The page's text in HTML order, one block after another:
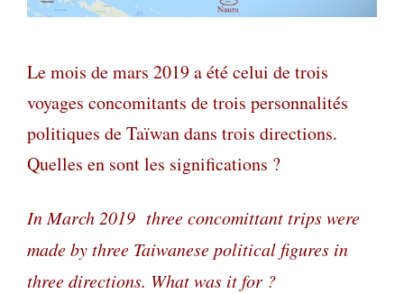
Le mois de mars 2019 a été celui de trois
voyages concomitants de trois personnalités
politiques de Taïwan dans trois directions.
Quelles en sont les significations ?
In March 2019 three concomittant trips were
made by three Taiwanese political figures in
three directions. What was it for ?